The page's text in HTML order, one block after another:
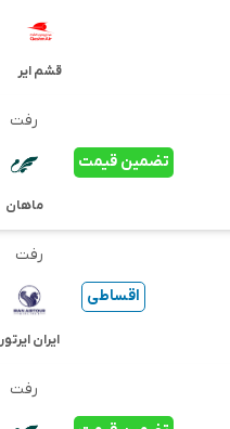
قشم ایر
اقساطی
رفت
ایران ایرتور
رفت
تضمین قیمت
رفت
ماهان